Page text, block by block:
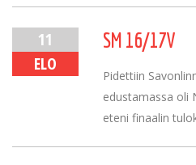
11
ELO
SM 16/17V
Pidettiin
edustamassa oli
eteni finaalin